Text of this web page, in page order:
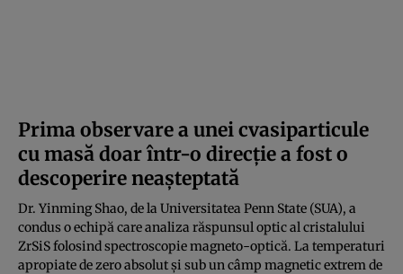
Prima observare a unei cvasiparticule
cu masă doar într-o direcție a fost o
descoperire neașteptată
Dr. Yinming Shao, de la Universitatea Penn State (SUA), a
condus o echipă care analiza răspunsul optic al cristalului
ZrSiS folosind spectroscopie magneto-optică. La temperaturi
apropiate de zero absolut și sub un câmp magnetic extrem de